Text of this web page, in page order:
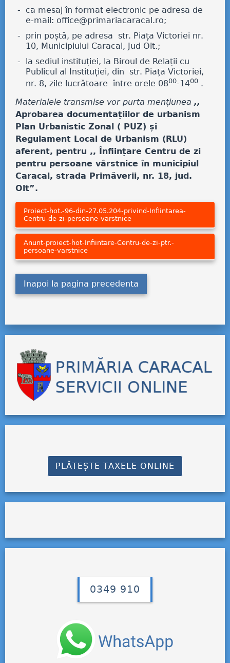
ca mesaj în format electronic pe adresa de
e-mail: office@primariacaracal.ro;
prin poștă, pe adresa str. Piața Victoriei nr.
10, Municipiului Caracal, Jud Olt.;
la sediul instituției, la Biroul de Relații cu
Publicul al Instituției, din str. Piața Victoriei,
nr. 8, zile lucrătoare între orele 0800-1400 .
Materialele transmise vor purta mențiunea ,,
Aprobarea documentațiilor de urbanism
Plan Urbanistic Zonal ( PUZ) și
Regulament Local de Urbanism (RLU)
aferent, pentru ,, Înființare Centru de zi
pentru persoane vârstnice în municipiul
Caracal, strada Primăverii, nr. 18, jud.
Olt”.
Proiect-hot.-96-din-27.05.204-privind-Infiintarea-
Centru-de-zi-persoane-varstnice
Anunt-proiect-hot-Infiintare-Centru-de-zi-ptr.-
persoane-varstnice
Inapoi la pagina precedenta
PLĂTEȘTE TAXELE ONLINE
0349 910